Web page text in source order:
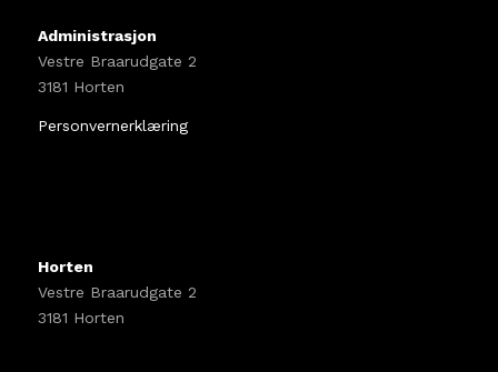
Administrasjon
Vestre Braarudgate 2
3181 Horten
Personvernerklæring
Horten
Vestre Braarudgate 2
3181 Horten